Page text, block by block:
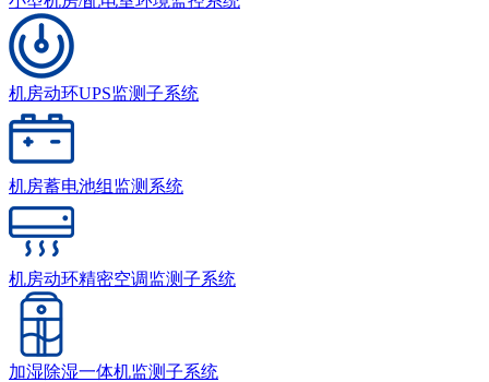
机房动环UPS监测子系统
机房蓄电池组监测系统
机房动环精密空调监测子系统
加湿除湿一体机监测子系统